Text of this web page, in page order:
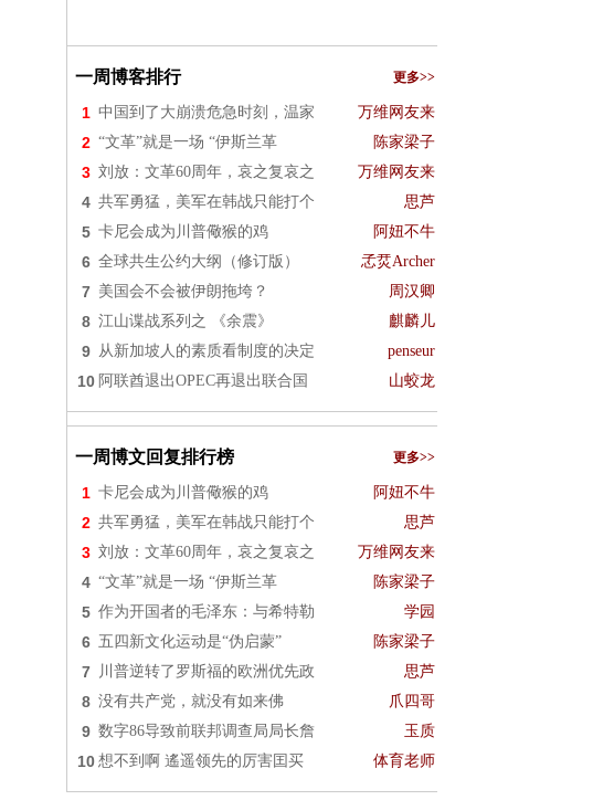
一周博客排行 更多>>
1 中国到了大崩溃危急时刻，温家 万维网友来
2 “文革”就是一场 “伊斯兰革 陈家梁子
3 刘放：文革60周年，哀之复哀之 万维网友来
4 共军勇猛，美军在韩战只能打个 思芦
5 卡尼会成为川普儆猴的鸡 阿妞不牛
6 全球共生公约大纲（修订版） 孞烎Archer
7 美国会不会被伊朗拖垮？ 周汉卿
8 江山谍战系列之 《余震》 麒麟儿
9 从新加坡人的素质看制度的决定 penseur
10 阿联酋退出OPEC再退出联合国 山蛟龙
一周博文回复排行榜 更多>>
1 卡尼会成为川普儆猴的鸡 阿妞不牛
2 共军勇猛，美军在韩战只能打个 思芦
3 刘放：文革60周年，哀之复哀之 万维网友来
4 “文革”就是一场 “伊斯兰革 陈家梁子
5 作为开国者的毛泽东：与希特勒 学园
6 五四新文化运动是“伪启蒙” 陈家梁子
7 川普逆转了罗斯福的欧洲优先政 思芦
8 没有共产党，就没有如来佛 爪四哥
9 数字86导致前联邦调查局局长詹 玉质
10 想不到啊 遙遥领先的厉害囯买 体育老师